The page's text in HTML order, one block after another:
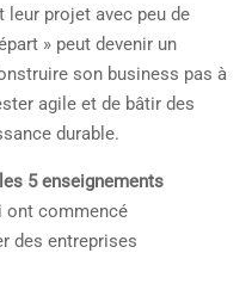
leur projet avec peu de
» peut devenir un
son business pas à
agile et de bâtir des
durable.
les 5 enseignements
ont commencé
des entreprises